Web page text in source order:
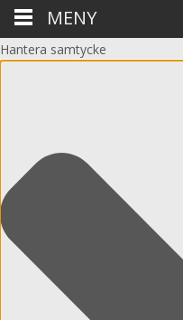
Hantera samtycke
MENY